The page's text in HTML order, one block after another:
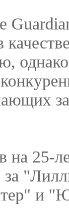
на 25-
и